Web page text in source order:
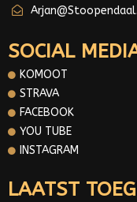
SOCIAL
KOMOOT
STRAVA
FACEBOOK
YOU TUBE
INSTAGRAM
LAATST